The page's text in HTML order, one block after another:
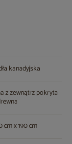
kanadyjska
z zewnątrz pokryta
cm x 190 cm